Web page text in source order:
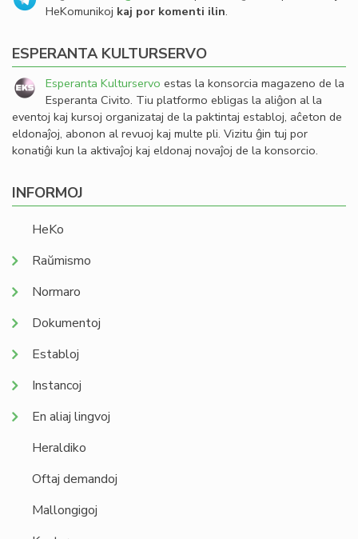
HeKomunikoj kaj por komenti ilin.
ESPERANTA KULTURSERVO
Esperanta Kulturservo estas la konsorcia magazeno de la
Esperanta Civito. Tiu platformo ebligas la aliĝon al la
eventoj kaj kursoj organizataj de la paktintaj establoj, aĉeton de
eldonaĵoj, abonon al revuoj kaj multe pli. Vizitu ĝin tuj por
konatiĝi kun la aktivaĵoj kaj eldonaj novaĵoj de la konsorcio.
INFORMOJ
HeKo
Raŭmismo
Normaro
Dokumentoj
Establoj
Instancoj
En aliaj lingvoj
Heraldiko
Oftaj demandoj
Mallongigoj